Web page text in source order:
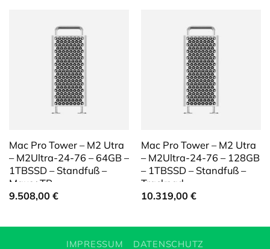
Mac Pro Tower – M2 Utra
– M2Ultra-24-76 – 64GB –
1TBSSD – Standfuß –
Maus+TP
9.508,00 €
Mac Pro Tower – M2 Utra
– M2Ultra-24-76 – 128GB
– 1TBSSD – Standfuß –
Trackpad
10.319,00 €
IMPRESSUM DATENSCHUTZ